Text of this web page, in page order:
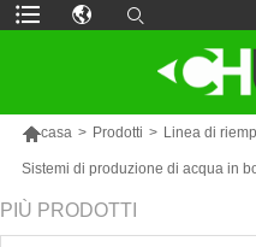
casa > Prodotti > Linea di
Sistemi di produzione di acqua in
PIÙ PRODOTTI